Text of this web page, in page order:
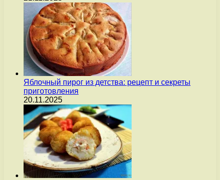
Яблочный пирог из детства: рецепт и секреты
приготовления
20.11.2025